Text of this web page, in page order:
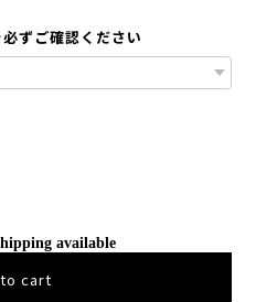
ずご確認ください
available
cart